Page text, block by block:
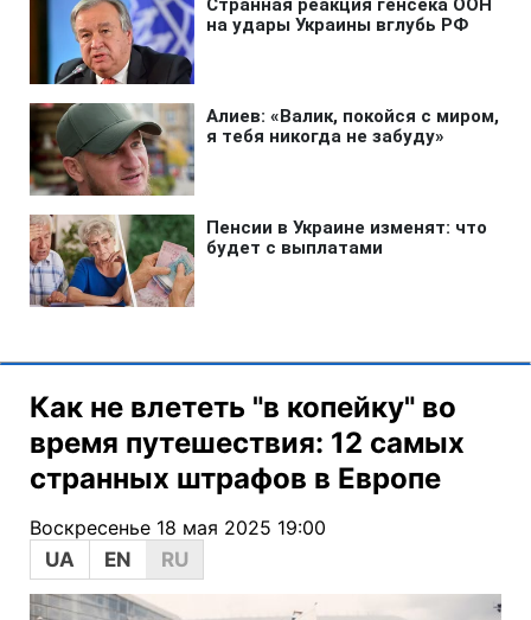
Как не влететь "в копейку" во
время путешествия: 12 самых
странных штрафов в Европе
Воскресенье 18 мая 2025 19:00
UA
EN RU